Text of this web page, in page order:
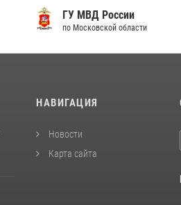
ГУ МВД России
по Московской области
НАВИГАЦИЯ
Новости
Карта сайта